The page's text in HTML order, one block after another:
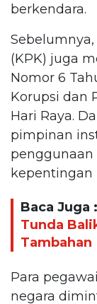
berkendara.
(KPK) juga
Nomor 6
Korupsi dan
Hari Raya.
pimpinan
kepentingan
Baca Juga :
Tunda
Tambahan
Para
negara